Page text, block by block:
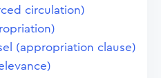
circulation)
(appropriation clause)